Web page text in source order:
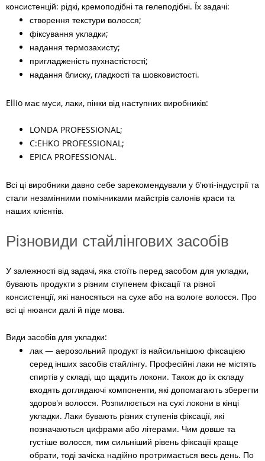
консистенцій: рідкі, кремоподібні та гелеподібні. Їх задачі:
створення текстури волосся;
фіксування укладки;
надання термозахисту;
пригладженість пухнастістості;
надання блиску, гладкості та шовковистості.
Ellio має муси, лаки, пінки від наступних виробників:
LONDA PROFESSIONAL;
C:EHKO PROFESSIONAL;
EPICA PROFESSIONAL.
Всі ці виробники давно себе зарекомендували у б'юті-індустрії та
стали незамінними помічниками майстрів салонів краси та
наших клієнтів.
Різновиди стайлінгових засобів
У залежності від задачі, яка стоїть перед засобом для укладки,
бувають продукти з різним ступенем фіксації та різної
консистенції, які наносяться на сухе або на вологе волосся. Про
всі ці нюанси далі й піде мова.
Види засобів для укладки:
лак — аерозольний продукт із найсильнішою фіксацією
серед інших засобів стайлінгу. Професійні лаки не містять
спиртів у складі, що щадить локони. Також до їх складу
входять доглядаючі компоненти, які допомагають зберегти
здоров'я волосся. Розпилюється на сухі локони в кінці
укладки. Лаки бувають різних ступенів фіксації, які
позначаються цифрами або літерами. Чим довше та
густіше волосся, тим сильніший рівень фіксації краще
обрати, тоді зачіска надійно протримається весь день. По